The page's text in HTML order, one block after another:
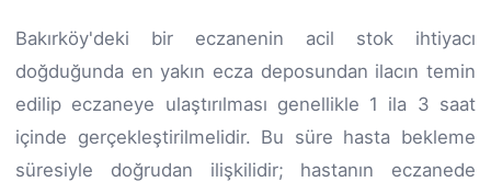
Bakırköy'deki bir eczanenin acil stok ihtiyacı
doğduğunda en yakın ecza deposundan ilacın temin
edilip eczaneye ulaştırılması genellikle 1 ila 3 saat
içinde gerçekleştirilmelidir. Bu süre hasta bekleme
süresiyle doğrudan ilişkilidir; hastanın eczanede